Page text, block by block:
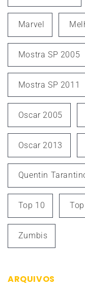
Marvel
Mostra SP 2005
Mostra SP 2011
Oscar 2005
Oscar 2013
Quentin
Top 10
Zumbis
ARQUIVOS